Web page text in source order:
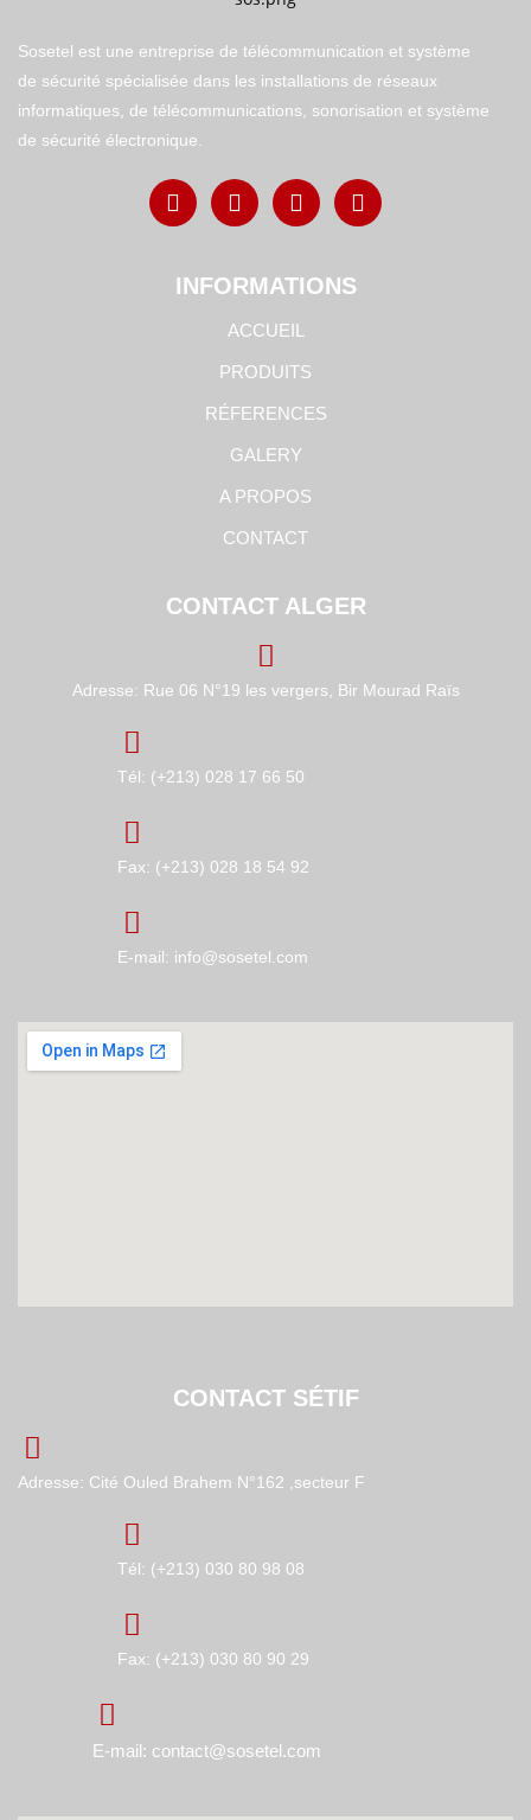
Sosetel est une entreprise de télécommunication et système
de sécurité spécialisée dans les installations de réseaux
informatiques, de télécommunications, sonorisation et système
de sécurité électronique.
INFORMATIONS
ACCUEIL
PRODUITS
RÉFERENCES
GALERY
A PROPOS
CONTACT
CONTACT ALGER
Adresse: Rue 06 N°19 les vergers, Bir Mourad Raïs
Tél: (+213) 028 17 66 50
Fax: (+213) 028 18 54 92
E-mail: info@sosetel.com
CONTACT SÉTIF
Adresse: Cité Ouled Brahem N°162 ,secteur F
Tél: (+213) 030 80 98 08
Fax: (+213) 030 80 90 29
E-mail: contact@sosetel.com